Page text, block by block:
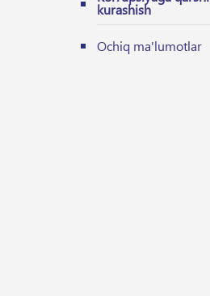
kurashish
Ochiq ma'lumotlar